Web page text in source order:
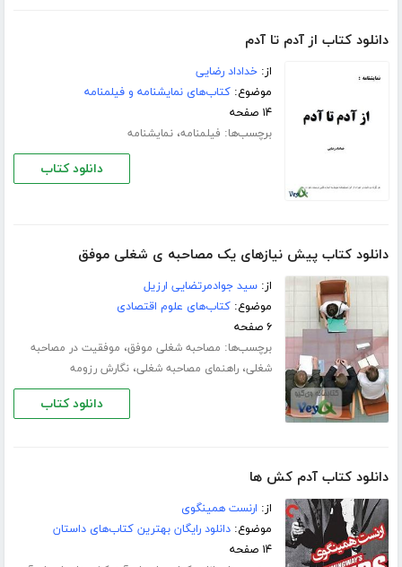
دانلود کتاب از آدم تا آدم
از:خداداد رضایی
موضوع:کتاب‌های نمایشنامه و فیلمنامه
۱۴ صفحه
برچسب‌ها: فیلمنامه،نمایشنامه
دانلود کتاب
دانلود کتاب پیش نیازهای یک مصاحبه ی شغلی موفق
از:سید جوادمرتضایی ارزیل
موضوع:کتاب‌های علوم اقتصادی
۶ صفحه
برچسب‌ها: مصاحبه شغلی موفق، موفقیت در مصاحبه
شغلی،راهنمای مصاحبه شغلی،نگارش رزومه
دانلود کتاب
دانلود کتاب آدم کش ها
از: ارنست همینگوی
موضوع:دانلود رایگان بهترین کتاب‌های داستان
۱۴ صفحه